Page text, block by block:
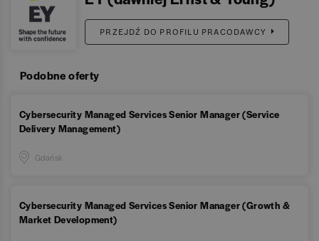
PRZEJDŹ DO PROFILU PRACODAWCY
Podobne oferty
Cybersecurity Managed Services Senior Manager (Service
Delivery Management)
Gdańsk
Cybersecurity Managed Services Senior Manager (Growth &
Market Development)